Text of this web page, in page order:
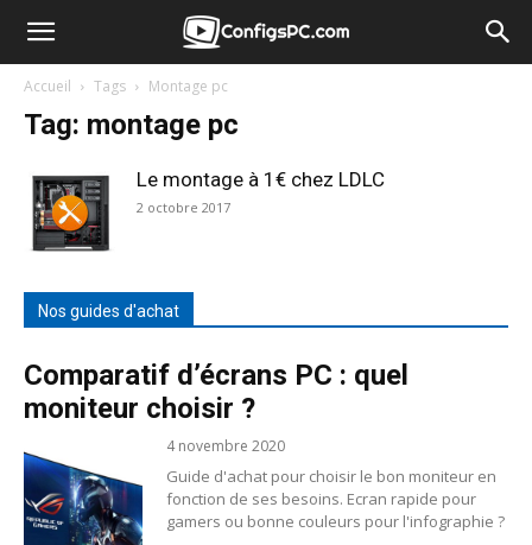
Accueil Tags Montage pc
Tag: montage pc
Le montage à 1€ chez LDLC
2 octobre 2017
Nos guides d'achat
Comparatif d’écrans PC : quel
moniteur choisir ?
4 novembre 2020
Guide d'achat pour choisir le bon moniteur en
fonction de ses besoins. Ecran rapide pour
gamers ou bonne couleurs pour l'infographie ?